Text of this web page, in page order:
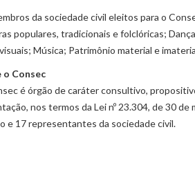
da sociedade civil eleitos para o
populares, tradicionais e folclóricas;
Música; Patrimônio material e
o Consec
é órgão de caráter consultivo,
nos termos da Lei nº 23.304, de 30
e 17 representantes da sociedade civil.